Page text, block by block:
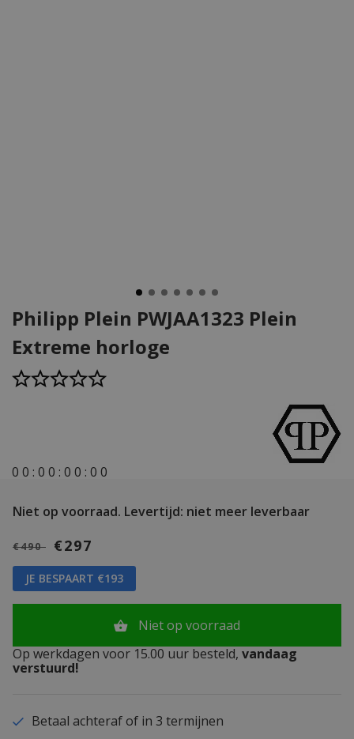
Philipp Plein PWJAA1323 Plein
Extreme horloge
0 0 : 0 0 : 0 0 : 0 0
Niet op voorraad. Levertijd: niet meer leverbaar
€490 €297
JE BESPAART €193
Niet op voorraad
Op werkdagen voor 15.00 uur besteld, vandaag
verstuurd!
Betaal achteraf of in 3 termijnen